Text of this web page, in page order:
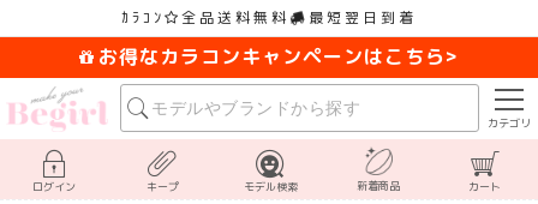
ｶﾗｺﾝ 全品送料無料 最短翌日到着
お得なカラコンキャンペーンはこちら>
カテゴリ
ログイン キープ モデル検索 新着商品 カート